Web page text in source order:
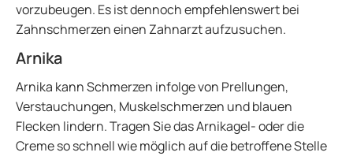
vorzubeugen. Es ist dennoch empfehlenswert bei
Zahnschmerzen einen Zahnarzt aufzusuchen.
Arnika
Arnika kann Schmerzen infolge von Prellungen,
Verstauchungen, Muskelschmerzen und blauen
Flecken lindern. Tragen Sie das Arnikagel- oder die
Creme so schnell wie möglich auf die betroffene Stelle